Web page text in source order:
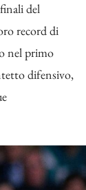
del
record di
nel primo
difensivo,